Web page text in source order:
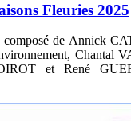
Fleuries 2025
de Annick
Chantal
et René